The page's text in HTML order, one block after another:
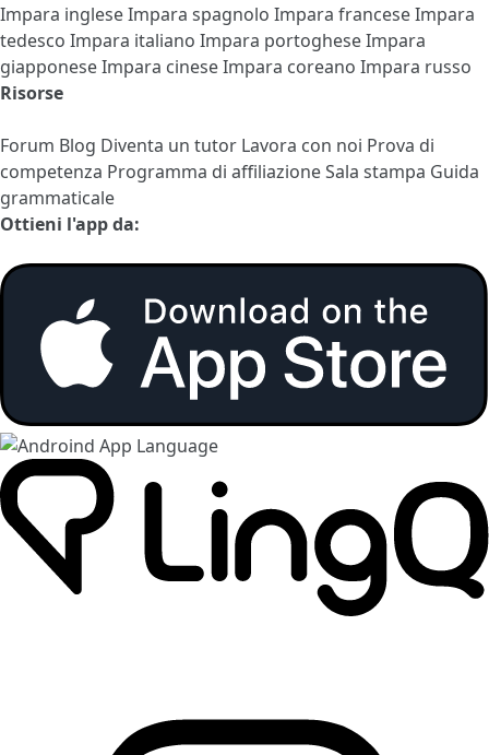
Impara ingleseImpara spagnolo Impara franceseImpara
tedesco Impara italiano Impara portogheseImpara
giapponeseImpara cineseImpara coreano Impara russo
Risorse
Forum Blog Diventa un tutor Lavora con noi Prova di
competenza Programma di affiliazioneSala stampa Guida
grammaticale
Ottieni l'app da: